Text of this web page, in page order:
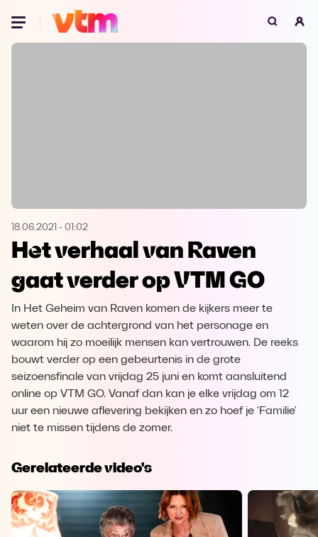
Oeps, browser niet ondersteund
Microsoft Edge Download
Opera Download
18.06.2021 - 01:02
Het verhaal van Raven
gaat verder op VTM GO
In Het Geheim van Raven komen de kijkers meer te
weten over de achtergrond van het personage en
waarom hij zo moeilijk mensen kan vertrouwen. De reeks
bouwt verder op een gebeurtenis in de grote
seizoensfinale van vrijdag 25 juni en komt aansluitend
online op VTM GO. Vanaf dan kan je elke vrijdag om 12
uur een nieuwe aflevering bekijken en zo hoef je 'Familie'
niet te missen tijdens de zomer.
Gerelateerde video's